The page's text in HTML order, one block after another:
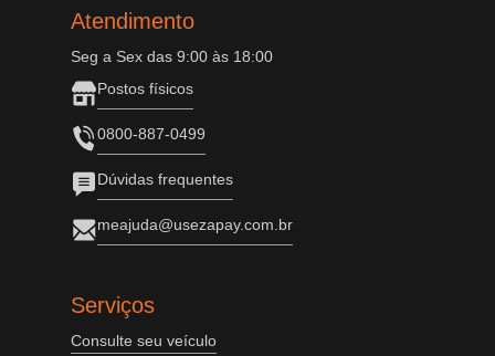
Atendimento
Seg a Sex das 9:00 às 18:00
Postos físicos
0800-887-0499
Dúvidas frequentes
meajuda@usezapay.com.br
Serviços
Consulte seu veículo